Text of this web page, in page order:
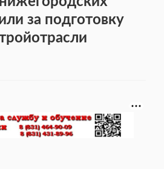
за подготовку